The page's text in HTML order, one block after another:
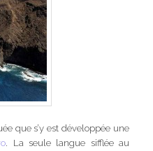
que s’y est développée une
. La seule langue sifflée au